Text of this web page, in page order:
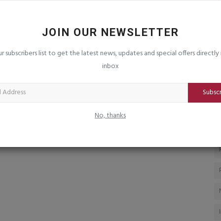
JOIN OUR NEWSLETTER
subscribers list to get the latest news, updates and special offers directly
inbox
No, thanks
તુલસીશ્યામ નજીક રસ્તા પર સિંહ પરીવારનાં
saurashtrabhoomi Aug 7, 2026 0